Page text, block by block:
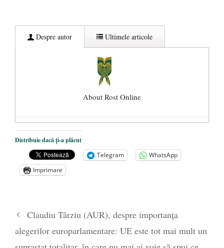
Despre autor Ultimele articole
About Rost Online
Dezvăluiri cutremurătoare despre
președintele Ucrainei, Volodymyr
Zelensky
- 13 mai 2026
Statul care servește Națiunea
poetului Octavian Goga, înlăturat din Iași
- 16 aprilie 2026
Distribuie dacă ți-a plăcut
Telegram
WhatsApp
Imprimare
Claudiu Târziu (AUR), despre importanța
alegerilor europarlamentare: UE este tot mai mult un